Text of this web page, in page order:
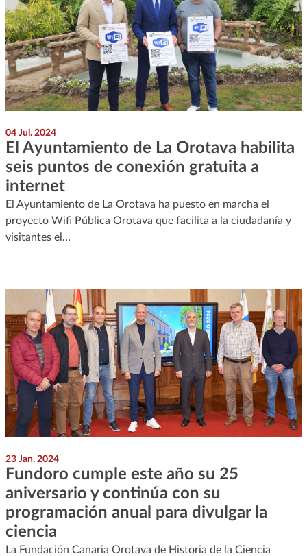
04 Jul. 2024
El Ayuntamiento de La Orotava habilita
seis puntos de conexión gratuita a
internet
El Ayuntamiento de La Orotava ha puesto en marcha el
proyecto Wifi Pública Orotava que facilita a la ciudadanía y
visitantes el…
23 Jan. 2024
Fundoro cumple este año su 25
aniversario y continúa con su
programación anual para divulgar la
ciencia
La Fundación Canaria Orotava de Historia de la Ciencia